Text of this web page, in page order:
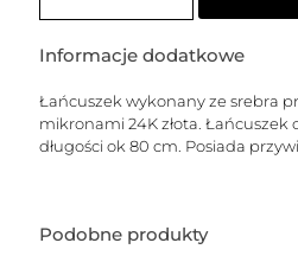
Informacje dodatkowe
Łańcuszek wykonany ze srebra
mikronami 24K złota. Łańcuszek
długości ok 80 cm. Posiada
Podobne produkty